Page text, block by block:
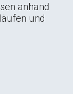
anhand
und